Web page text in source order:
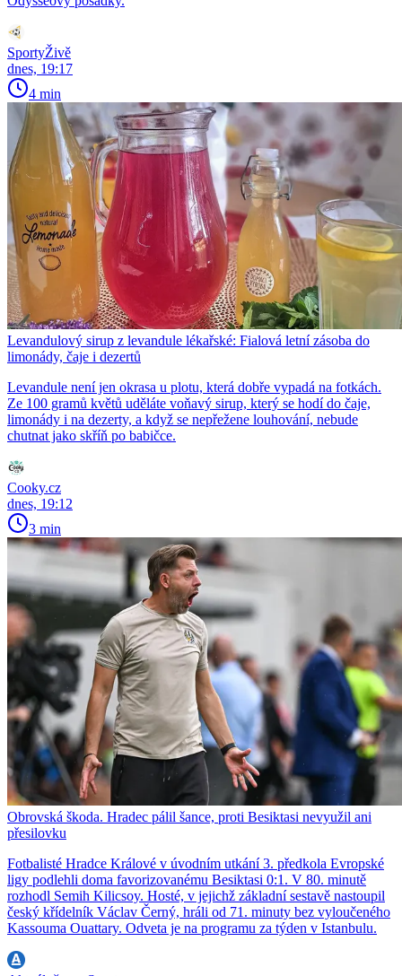
SportyŽivě
dnes, 19:17
4 min
Levandulový sirup z levandule lékařské: Fialová letní zásoba do
limonády, čaje i dezertů
Levandule není jen okrasa u plotu, která dobře vypadá na fotkách.
Ze 100 gramů květů uděláte voňavý sirup, který se hodí do čaje,
limonády i na dezerty, a když se nepřežene louhování, nebude
chutnat jako skříň po babičce.
Cooky.cz
dnes, 19:12
3 min
Obrovská škoda. Hradec pálil šance, proti Besiktasi nevyužil ani
přesilovku
Fotbalisté Hradce Králové v úvodním utkání 3. předkola Evropské
ligy podlehli doma favorizovanému Besiktasi 0:1. V 80. minutě
rozhodl Semih Kilicsoy. Hosté, v jejichž základní sestavě nastoupil
český křídelník Václav Černý, hráli od 71. minuty bez vyloučeného
Kassouma Ouattary. Odveta je na programu za týden v Istanbulu.